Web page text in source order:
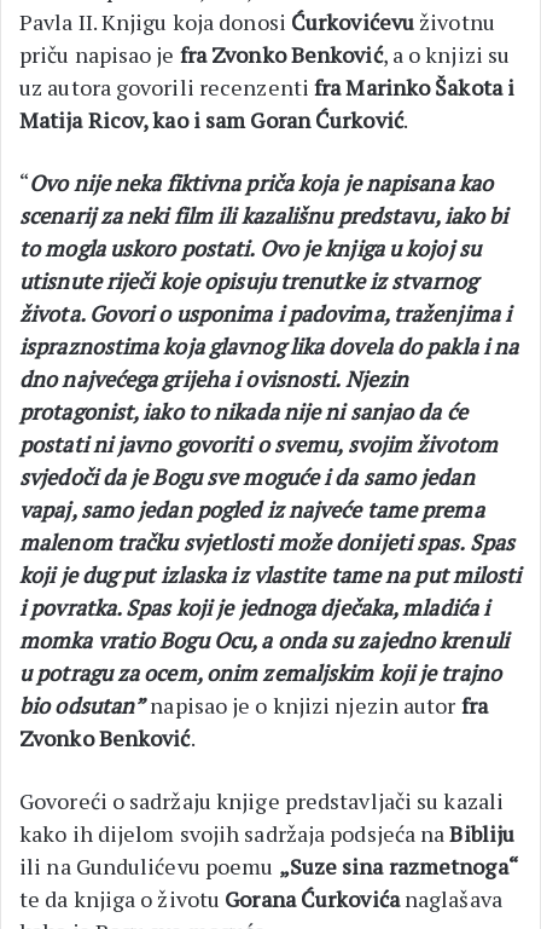
Pavla II. Knjigu koja donosi Ćurkovićevuživotnu
priču napisao je fra Zvonko Benković, a o knjizi su
uz autora govorili recenzentifra Marinko Šakota i
Matija Ricov, kao i sam Goran Ćurković.
“Ovo nije neka fiktivna priča koja je napisana kao
scenarij za neki film ili kazališnu predstavu, iako bi
to mogla uskoro postati. Ovo je knjiga u kojoj su
utisnute riječi koje opisuju trenutke iz stvarnog
života. Govori o usponima i padovima, traženjima i
ispraznostima koja glavnog lika dovela do pakla i na
dno najvećega grijeha i ovisnosti. Njezin
protagonist, iako to nikada nije ni sanjao da će
postati ni javno govoriti o svemu, svojim životom
svjedoči da je Bogu sve moguće i da samo jedan
vapaj, samo jedan pogled iz najveće tame prema
malenom tračku svjetlosti može donijeti spas. Spas
koji je dug put izlaska iz vlastite tame na put milosti
i povratka. Spas koji je jednoga dječaka, mladića i
momka vratio Bogu Ocu, a onda su zajedno krenuli
u potragu za ocem, onim zemaljskim koji je trajno
bio odsutan”napisao je o knjizi njezin autor fra
Zvonko Benković.
Govoreći o sadržaju knjige predstavljači su kazali
kako ih dijelom svojih sadržaja podsjeća naBibliju
ili na Gundulićevu poemu „Suze sina razmetnoga“
te da knjiga o životu Gorana Ćurkovićanaglašava